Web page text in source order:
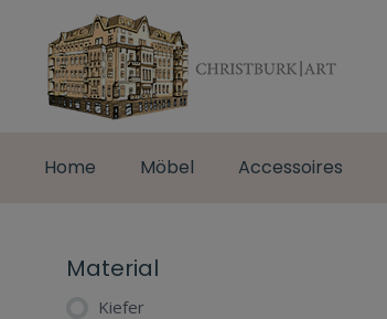
Home Möbel Accessoires
Material
Kiefer